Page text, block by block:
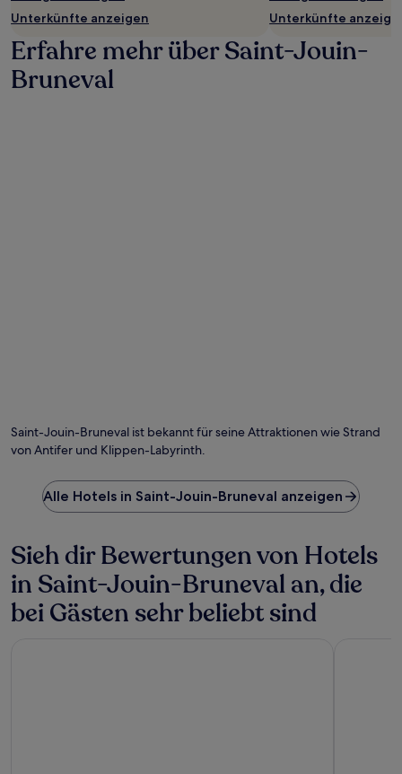
Unterkünfte anzeigen
Unterkünfte
Erfahre mehr über Saint-Jouin-
Bruneval
Saint-Jouin-Bruneval ist bekannt für seine Attraktionen wie Strand
von Antifer und Klippen-Labyrinth.
Alle Hotels in Saint-Jouin-Bruneval anzeigen
Sieh dir Bewertungen von Hotels
in Saint-Jouin-Bruneval an, die
bei Gästen sehr beliebt sind